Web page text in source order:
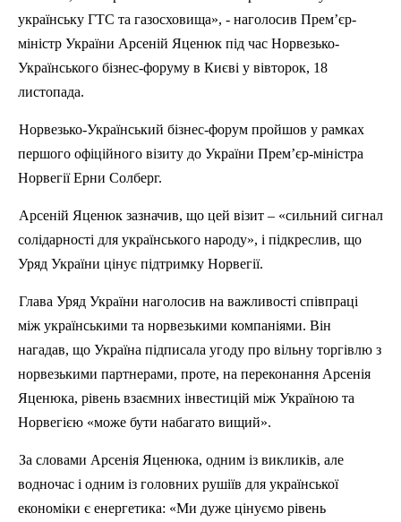
українську ГТС та газосховища», - наголосив Прем’єр-
міністр України Арсеній Яценюк під час Норвезько-
Українського бізнес-форуму в Києві у вівторок, 18
листопада.
Норвезько-Український бізнес-форум пройшов у рамках
першого офіційного візиту до України Прем’єр-міністра
НорвегіїЕрни Солберг.
Арсеній Яценюк зазначив, що цей візит – «сильний сигнал
солідарності для українського народу», і підкреслив, що
Уряд України цінує підтримку Норвегії.
Глава Уряд України наголосив на важливості співпраці
між українськими та норвезькими компаніями. Він
нагадав, що Україна підписала угоду про вільну торгівлю з
норвезькими партнерами, проте, на переконання Арсенія
Яценюка, рівень взаємних інвестицій між Україною та
Норвегією «може бути набагато вищий».
За словами Арсенія Яценюка, одним із викликів, але
водночас і одним із головних рушіїв для української
економіки є енергетика: «Ми дуже цінуємо рівень